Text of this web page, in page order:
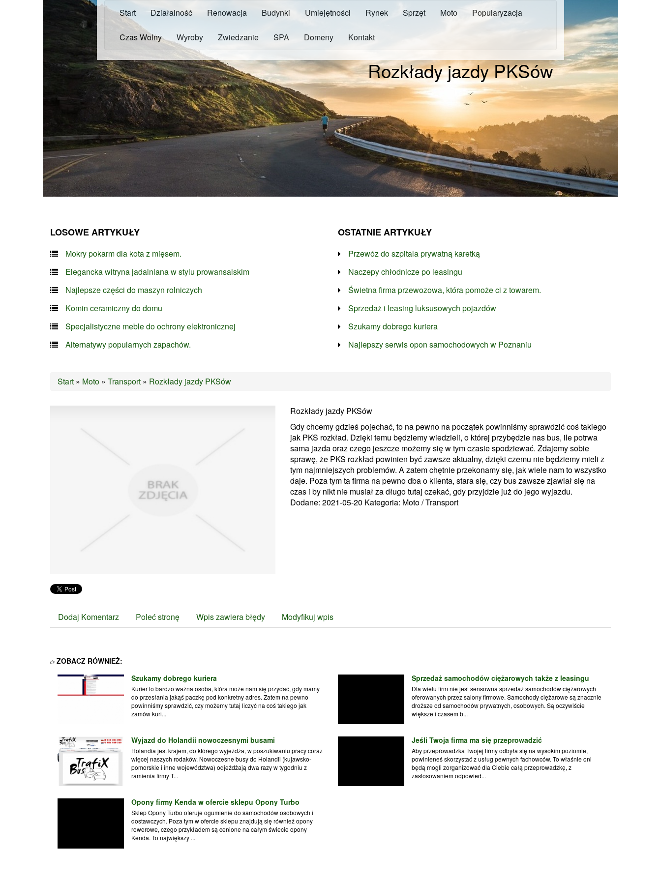
Start Działalność Renowacja Budynki Umiejętności Rynek Sprzęt Moto Popularyzacja
Czas Wolny Wyroby Zwiedzanie SPA Domeny Kontakt
Rozkłady jazdy PKSów
LOSOWE ARTYKUŁY
Mokry pokarm dla kota z mięsem.
Elegancka witryna jadalniana w stylu prowansalskim
Najlepsze części do maszyn rolniczych
Komin ceramiczny do domu
Specjalistyczne meble do ochrony elektronicznej
Alternatywy popularnych zapachów.
OSTATNIE ARTYKUŁY
Przewóz do szpitala prywatną karetką
Naczepy chłodnicze po leasingu
Świetna firma przewozowa, która pomoże ci z towarem.
Sprzedaż i leasing luksusowych pojazdów
Szukamy dobrego kuriera
Najlepszy serwis opon samochodowych w Poznaniu
Start » Moto » Transport » Rozkłady jazdy PKSów
Rozkłady jazdy PKSów
Gdy chcemy gdzieś pojechać, to na pewno na początek powinniśmy sprawdzić coś takiego
jak PKS rozkład. Dzięki temu będziemy wiedzieli, o której przybędzie nas bus, ile potrwa
sama jazda oraz czego jeszcze możemy się w tym czasie spodziewać. Zdajemy sobie
sprawę, że PKS rozkład powinien być zawsze aktualny, dzięki czemu nie będziemy mieli z
tym najmniejszych problemów. A zatem chętnie przekonamy się, jak wiele nam to wszystko
daje. Poza tym ta firma na pewno dba o klienta, stara się, czy bus zawsze zjawiał się na
czas i by nikt nie musiał za długo tutaj czekać, gdy przyjdzie już do jego wyjazdu.
Dodane: 2021-05-20 Kategoria: Moto / Transport
Dodaj Komentarz Poleć stronę Wpis zawiera błędy Modyfikuj wpis
ZOBACZ RÓWNIEŻ:
Szukamy dobrego kuriera
Kurier to bardzo ważna osoba, która może nam się przydać, gdy mamy
do przesłania jakąś paczkę pod konkretny adres. Zatem na pewno
powinniśmy sprawdzić, czy możemy tutaj liczyć na coś takiego jak
zamów kuri...
Sprzedaż samochodów ciężarowych także z leasingu
Dla wielu firm nie jest sensowna sprzedaż samochodów ciężarowych
oferowanych przez salony firmowe. Samochody ciężarowe są znacznie
droższe od samochodów prywatnych, osobowych. Są oczywiście
większe i czasem b...
Wyjazd do Holandii nowoczesnymi busami
Holandia jest krajem, do którego wyjeżdża, w poszukiwaniu pracy coraz
więcej naszych rodaków. Nowoczesne busy do Holandii (kujawsko-
pomorskie i inne województwa) odjeżdżają dwa razy w tygodniu z
ramienia firmy T...
Jeśli Twoja firma ma się przeprowadzić
Aby przeprowadzka Twojej firmy odbyła się na wysokim poziomie,
powinieneś skorzystać z usług pewnych fachowców. To właśnie oni
będą mogli zorganizować dla Ciebie całą przeprowadzkę, z
zastosowaniem odpowied...
Opony firmy Kenda w ofercie sklepu Opony Turbo
Sklep Opony Turbo oferuje ogumienie do samochodów osobowych i
dostawczych. Poza tym w ofercie sklepu znajdują się również opony
rowerowe, czego przykładem są cenione na całym świecie opony
Kenda. To największy ...